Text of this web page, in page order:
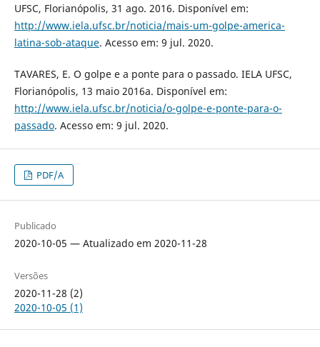
UFSC, Florianópolis, 31 ago. 2016. Disponível em:
http://www.iela.ufsc.br/noticia/mais-um-golpe-america-
latina-sob-ataque. Acesso em: 9 jul. 2020.
TAVARES, E. O golpe e a ponte para o passado. IELA UFSC,
Florianópolis, 13 maio 2016a. Disponível em:
http://www.iela.ufsc.br/noticia/o-golpe-e-ponte-para-o-
passado. Acesso em: 9 jul. 2020.
PDF/A
Publicado
2020-10-05 — Atualizado em 2020-11-28
Versões
2020-11-28 (2)
2020-10-05 (1)